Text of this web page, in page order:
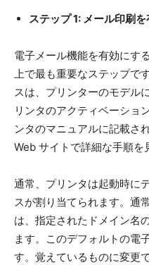
ステップ 1: メール印刷
電子メール機能を有効にす
上で最も重要なステップで
スは、プリンターのモデル
リンタのアクティベーショ
ンタのマニュアルに記載さ
Web サイトで詳細な手順を
通常、プリンタは起動時に
スが割り当てられます。通
は、指定されたドメイン名
ます。このデフォルトの電
す。覚えているものに変更で